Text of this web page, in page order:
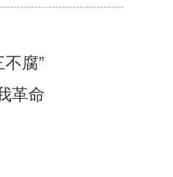
腐”
革命